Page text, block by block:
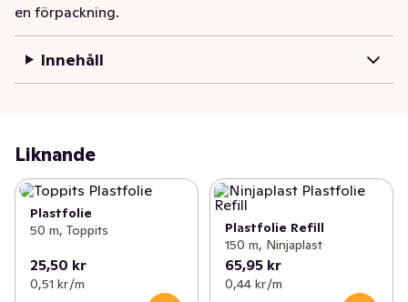
en förpackning.
Innehåll
Liknande
Plastfolie
50 m, Toppits
25,50 kr
0,51 kr /m
Plastfolie Refill
150 m, Ninjaplast
65,95 kr
0,44 kr /m